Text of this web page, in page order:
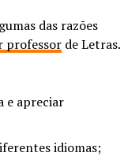
das razões
professorde Letras.
e apreciar
idiomas;